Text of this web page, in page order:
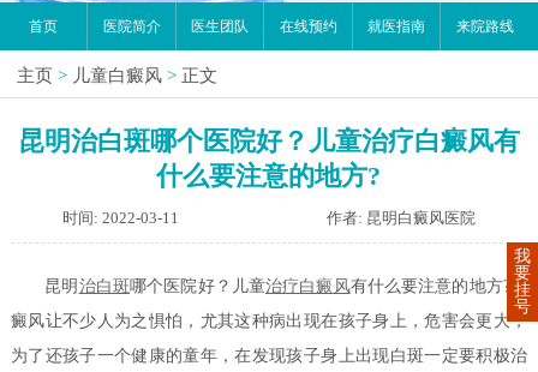
首页 医院简介 医生团队 在线预约 就医指南 来院路线
主页 > 儿童白癜风 > 正文
昆明治白斑哪个医院好？儿童治疗白癜风有
什么要注意的地方?
时间: 2022-03-11 作者: 昆明白癜风医院
昆明 治白斑哪个医院好？儿童治疗白癜风有什么要注意的地方?白
癜风让不少人为之惧怕，尤其这种病出现在孩子身上，危害会更大，
为了还孩子一个健康的童年，在发现孩子身上出现白斑一定要积极治
我
要
挂
号